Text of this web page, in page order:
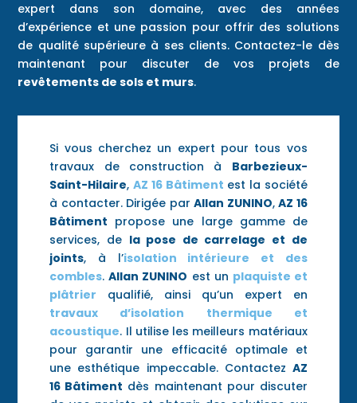
expert dans son domaine, avec des années
d’expérience et une passion pour offrir des solutions
de qualité supérieure à ses clients. Contactez-le dès
maintenant pour discuter de vos projets de
revêtements de sols et murs.
Si vous cherchez un expert pour tous vos
travaux de construction à Barbezieux-
Saint-Hilaire,AZ 16 Bâtiment est la société
à contacter. Dirigée parAllan ZUNINO,AZ 16
Bâtiment propose une large gamme de
services, de la pose de carrelage et de
joints, à l’isolation intérieure et des
combles.Allan ZUNINO est un plaquiste et
plâtrier qualifié, ainsi qu’un expert en
travaux d’isolation thermique et
acoustique. Il utilise les meilleurs matériaux
pour garantir une efficacité optimale et
une esthétique impeccable. Contactez AZ
16 Bâtiment dès maintenant pour discuter